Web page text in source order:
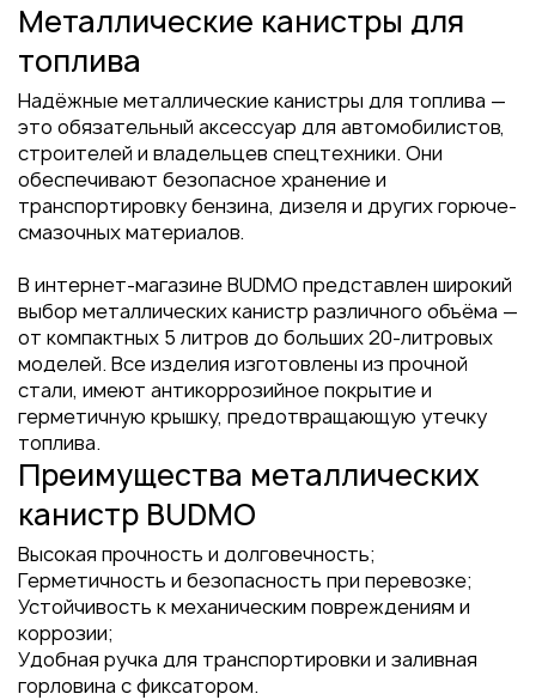
Металлические канистры для
топлива
Надёжные металлические канистры для топлива —
это обязательный аксессуар для автомобилистов,
строителей и владельцев спецтехники. Они
обеспечивают безопасное хранение и
транспортировку бензина, дизеля и других горюче-
смазочных материалов.
В интернет-магазине BUDMO представлен широкий
выбор металлических канистр различного объёма —
от компактных 5 литров до больших 20-литровых
моделей. Все изделия изготовлены из прочной
стали, имеют антикоррозийное покрытие и
герметичную крышку, предотвращающую утечку
топлива.
Преимущества металлических
канистр BUDMO
Высокая прочность и долговечность;
Герметичность и безопасность при перевозке;
Устойчивость к механическим повреждениям и
коррозии;
Удобная ручка для транспортировки и заливная
горловина с фиксатором.